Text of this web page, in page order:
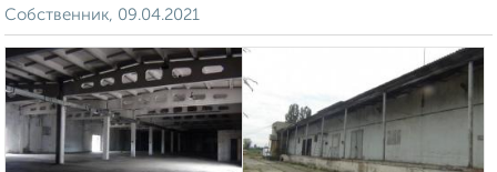
Собственник, 09.04.2021